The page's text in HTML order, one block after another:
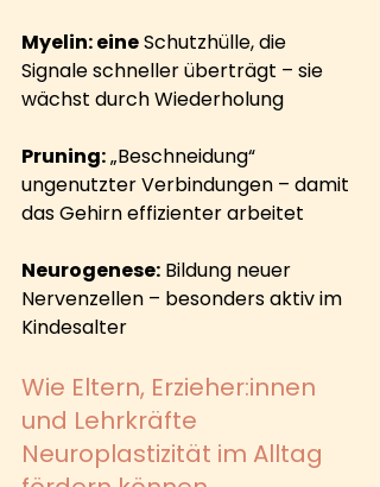
Myelin: eine Schutzhülle, die
Signale schneller überträgt – sie
wächst durch Wiederholung
Pruning: „Beschneidung“
ungenutzter Verbindungen – damit
das Gehirn effizienter arbeitet
Neurogenese: Bildung neuer
Nervenzellen – besonders aktiv im
Kindesalter
Wie Eltern, Erzieher:innen
und Lehrkräfte
Neuroplastizität im Alltag